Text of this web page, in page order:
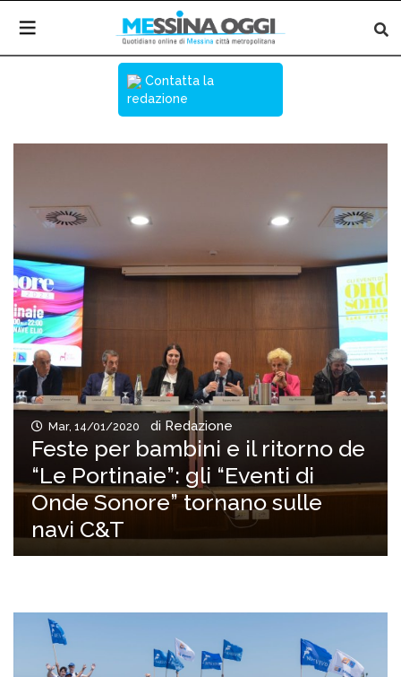
Contatta la
redazione
Mar, 14/01/2020 di Redazione
Feste per bambini e il ritorno de
“Le Portinaie”: gli “Eventi di
Onde Sonore” tornano sulle
navi C&T